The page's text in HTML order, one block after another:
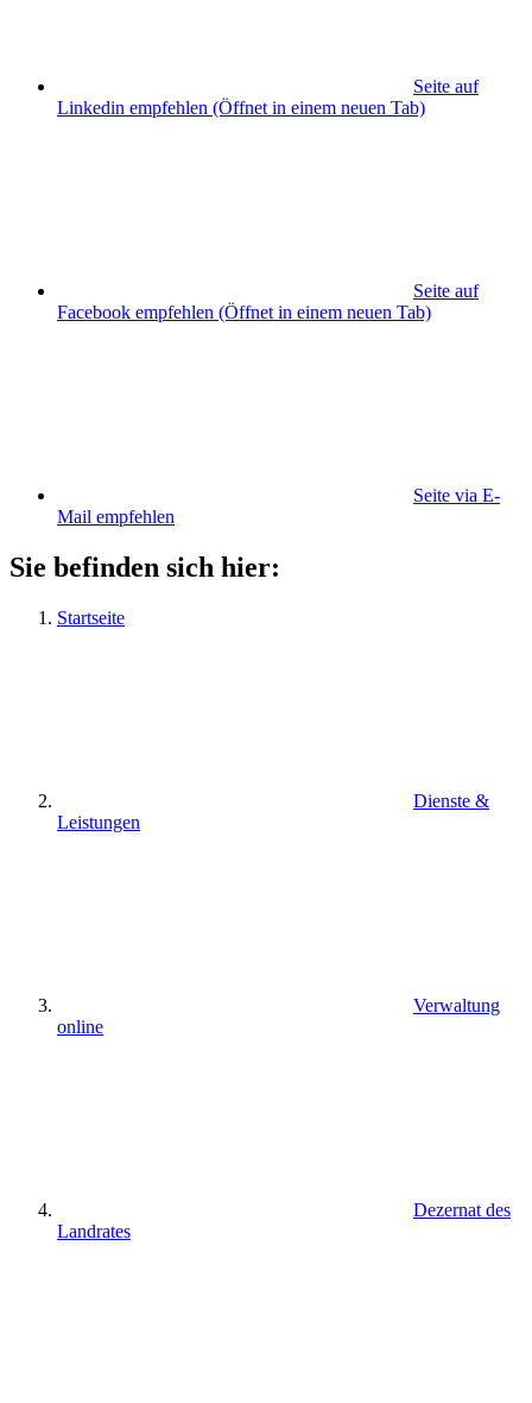
Seite auf
Linkedin empfehlen (Öffnet in einem neuen Tab)
Seite auf
Facebook empfehlen (Öffnet in einem neuen Tab)
Seite via E-
Mail empfehlen
Sie befinden sich hier:
Startseite
Dienste &
Leistungen
Verwaltung
online
Dezernat des
Landrates